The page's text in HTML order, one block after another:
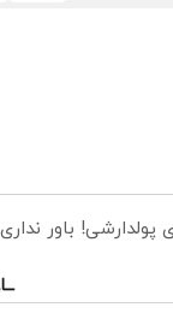
پولدارشی! باور